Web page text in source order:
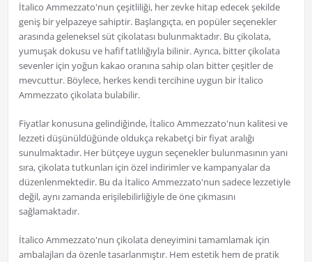
İtalico Ammezzato'nun çeşitliliği, her zevke hitap edecek şekilde
geniş bir yelpazeye sahiptir. Başlangıçta, en popüler seçenekler
arasında geleneksel süt çikolatası bulunmaktadır. Bu çikolata,
yumuşak dokusu ve hafif tatlılığıyla bilinir. Ayrıca, bitter çikolata
sevenler için yoğun kakao oranına sahip olan bitter çeşitler de
mevcuttur. Böylece, herkes kendi tercihine uygun bir İtalico
Ammezzato çikolata bulabilir.
Fiyatlar konusuna gelindiğinde, İtalico Ammezzato'nun kalitesi ve
lezzeti düşünüldüğünde oldukça rekabetçi bir fiyat aralığı
sunulmaktadır. Her bütçeye uygun seçenekler bulunmasının yanı
sıra, çikolata tutkunları için özel indirimler ve kampanyalar da
düzenlenmektedir. Bu da İtalico Ammezzato'nun sadece lezzetiyle
değil, aynı zamanda erişilebilirliğiyle de öne çıkmasını
sağlamaktadır.
İtalico Ammezzato'nun çikolata deneyimini tamamlamak için
ambalajları da özenle tasarlanmıştır. Hem estetik hem de pratik